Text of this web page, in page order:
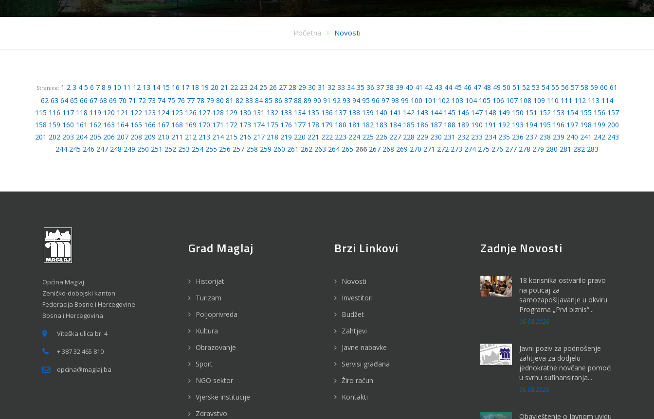
Početna Novosti
Stranice: 1 2 3 4 5 6 7 8 9 10 11 12 13 14 15 16 17 18 19 20 21 22 23 24 25 26 27 28 29 30 31 32 33 34 35 36 37 38 39 40 41 42 43 44 45 46 47 48 49 50 51 52 53 54 55 56 57 58 59 60 61
62 63 64 65 66 67 68 69 70 71 72 73 74 75 76 77 78 79 80 81 82 83 84 85 86 87 88 89 90 91 92 93 94 95 96 97 98 99 100 101 102 103 104 105 106 107 108 109 110 111 112 113 114
115 116 117 118 119 120 121 122 123 124 125 126 127 128 129 130 131 132 133 134 135 136 137 138 139 140 141 142 143 144 145 146 147 148 149 150 151 152 153 154 155 156 157
158 159 160 161 162 163 164 165 166 167 168 169 170 171 172 173 174 175 176 177 178 179 180 181 182 183 184 185 186 187 188 189 190 191 192 193 194 195 196 197 198 199 200
201 202 203 204 205 206 207 208 209 210 211 212 213 214 215 216 217 218 219 220 221 222 223 224 225 226 227 228 229 230 231 232 233 234 235 236 237 238 239 240 241 242 243
244 245 246 247 248 249 250 251 252 253 254 255 256 257 258 259 260 261 262 263 264 265 266 267 268 269 270 271 272 273 274 275 276 277 278 279 280 281 282 283
Općina Maglaj
Zeničko-dobojski kanton
Federacija Bosne i Hercegovine
Bosna i Hercegovina
Viteška ulica br. 4
+ 387 32 465 810
opcina@maglaj.ba
Grad Maglaj
Historijat
Turizam
Poljoprivreda
Kultura
Obrazovanje
Sport
NGO sektor
Vjerske institucije
Zdravstvo
Brzi Linkovi
Novosti
Investitori
Budžet
Zahtjevi
Javne nabavke
Servisi građana
Žiro račun
Kontakti
Zadnje Novosti
18 korisnika ostvarilo pravo
na poticaj za
samozapošljavanje u okviru
Programa „Prvi biznis“...
06.08.2026
Javni poziv za podnošenje
zahtjeva za dodjelu
jednokratne novčane pomoći
u svrhu sufinansiranja...
06.08.2026
Obavještenje o Javnom uvidu